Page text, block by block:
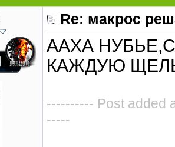
Re: макрос
ААХА
КАЖДУЮ
---------- Post added
-----